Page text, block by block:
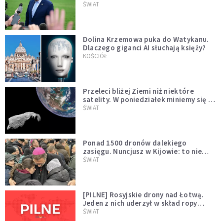
Muska
ŚWIAT
Dolina Krzemowa puka do Watykanu.
Dlaczego giganci AI słuchają księży?
KOŚCIÓŁ
Przeleci bliżej Ziemi niż niektóre
satelity. W poniedziałek miniemy się z
asteroidą, która poprzedzi znacznie
ŚWIAT
Ponad 1500 dronów dalekiego
zasięgu. Nuncjusz w Kijowie: to nie
wygląda na wolę zakończenia wojny
ŚWIAT
[PILNE] Rosyjskie drony nad Łotwą.
Jeden z nich uderzył w skład ropy
naftowej
ŚWIAT